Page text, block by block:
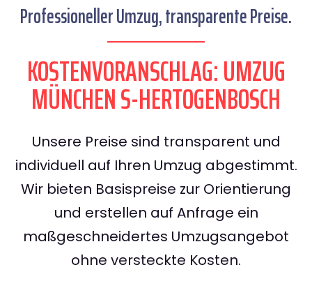
Professioneller Umzug, transparente Preise.
KOSTENVORANSCHLAG: UMZUG
MÜNCHEN S-HERTOGENBOSCH
Unsere Preise sind transparent und
individuell auf Ihren Umzug abgestimmt.
Wir bieten Basispreise zur Orientierung
und erstellen auf Anfrage ein
maßgeschneidertes Umzugsangebot
ohne versteckte Kosten.